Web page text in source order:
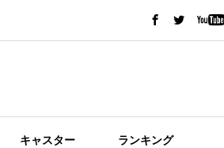
キャスター ランキング